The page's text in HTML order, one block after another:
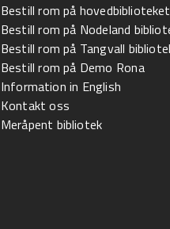
Bestill rom på hovedbiblioteket
Bestill rom på Nodeland
Bestill rom på Tangvall
Bestill rom på Demo Rona
Information in English
Kontakt oss
Meråpent bibliotek